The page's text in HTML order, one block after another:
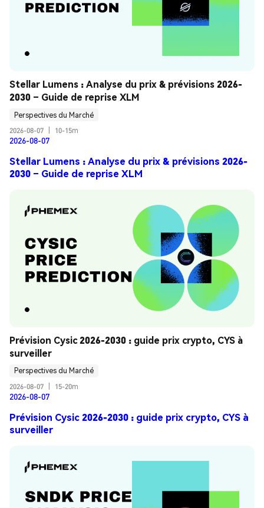
Stellar Lumens : Analyse du prix & prévisions 2026-
2030 – Guide de reprise XLM
Perspectives du Marché
2026-08-07
10-15m
2026-08-07
Stellar Lumens : Analyse du prix & prévisions 2026-
2030 – Guide de reprise XLM
Prévision Cysic 2026-2030 : guide prix crypto, CYS à
surveiller
Perspectives du Marché
2026-08-07
15-20m
2026-08-07
Prévision Cysic 2026-2030 : guide prix crypto, CYS à
surveiller